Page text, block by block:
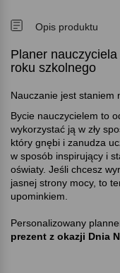
Opis produktu
Planer
roku szkolnego
Nauczanie jest staniem
Bycie nauczycielem to
wykorzystać ją w zły
który gnębi i zanudza
w sposób inspirujący i
oświaty. Jeśli chcesz
jasnej strony mocy, to
upominkiem.
Personalizowany
prezent z okazji Dnia